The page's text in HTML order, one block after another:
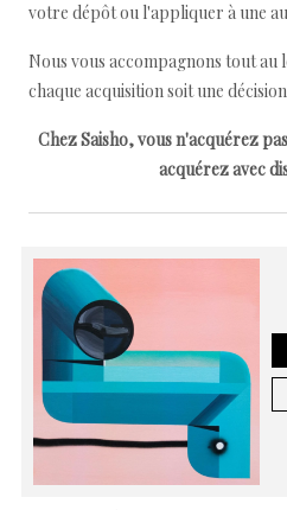
votre dépôt ou l'appliquer à une
Nous vous accompagnons tout au
chaque acquisition soit une
Chez Saisho, vous n'acquérez
acquérez avec